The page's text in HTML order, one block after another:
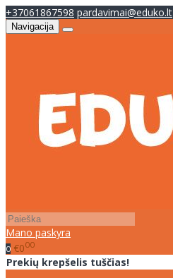
+37061867598 pardavimai@eduko.lt
Navigacija
Mano paskyra
0 €000
Prekių krepšelis tuščias!